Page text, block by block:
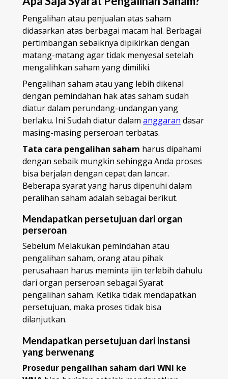
Pengalihan atau penjualan atas saham
didasarkan atas berbagai macam hal. Berbagai
pertimbangan sebaiknya dipikirkan dengan
matang-matang agar tidak menyesal setelah
mengalihkan saham yang dimiliki.
Pengalihan saham atau yang lebih dikenal
dengan pemindahan hak atas saham sudah
diatur dalam perundang-undangan yang
berlaku. Ini Sudah diatur dalam anggaran dasar
masing-masing perseroan terbatas.
Tata cara pengalihan saham harus dipahami
dengan sebaik mungkin sehingga Anda proses
bisa berjalan dengan cepat dan lancar.
Beberapa syarat yang harus dipenuhi dalam
peralihan saham adalah sebagai berikut.
Mendapatkan persetujuan dari organ
perseroan
Sebelum Melakukan pemindahan atau
pengalihan saham, orang atau pihak
perusahaan harus meminta ijin terlebih dahulu
dari organ perseroan sebagai Syarat
pengalihan saham. Ketika tidak mendapatkan
persetujuan, maka proses tidak bisa
dilanjutkan.
Mendapatkan persetujuan dari instansi
yang berwenang
Prosedur pengalihan saham dari WNI ke